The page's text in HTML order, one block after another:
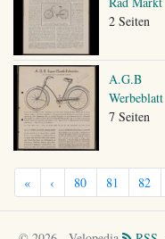
2 Seiten
A.G.B
Werbeblatt
7 Seiten
« ‹ 80 81 82